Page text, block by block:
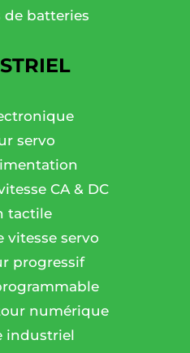
de batteries
servo
CA & DC
tactile
vitesse servo
progressif
numérique
industriel